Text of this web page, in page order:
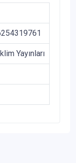
Yayınları